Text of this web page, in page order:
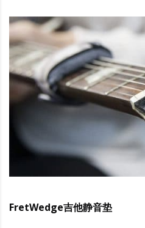
FretWedge吉他静音垫